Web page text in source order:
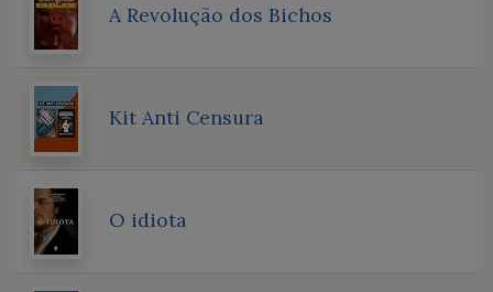
A Revolução dos Bichos
Kit Anti Censura
O idiota